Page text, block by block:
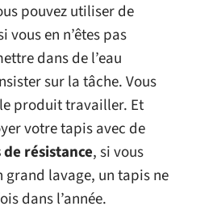
pouvez utiliser de
vous en n’êtes pas
dans de l’eau
sur la tâche. Vous
produit travailler. Et
votre tapis avec de
de résistance, si vous
lavage, un tapis ne
dans l’année.